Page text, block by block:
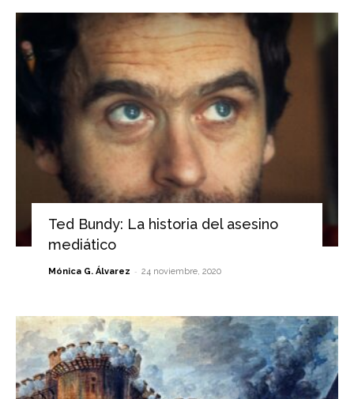
Ted Bundy: La historia del asesino
mediático
Mónica G. Álvarez - 24 noviembre, 2020